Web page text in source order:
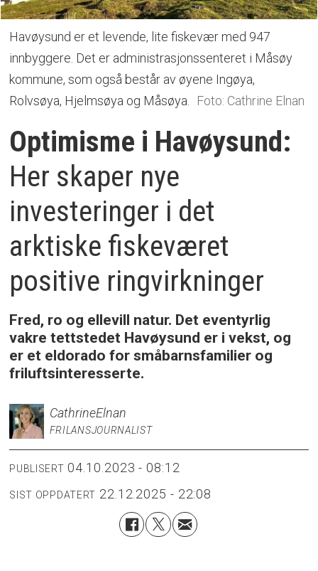
Havøysund er et levende, lite fiskevær med 947
innbyggere. Det er administrasjonssenteret i Måsøy
kommune, som også består av øyene Ingøya,
Rolvsøya, Hjelmsøya og Måsøya.
Foto: Cathrine Elnan
Optimisme i Havøysund:
Her skaper nye
investeringer i det
arktiske fiskeværet
positive ringvirkninger
Fred, ro og ellevill natur. Det eventyrlig
vakre tettstedet Havøysund er i vekst, og
er et eldorado for småbarnsfamilier og
friluftsinteresserte.
CathrineElnan
FRILANSJOURNALIST
PUBLISERT 04.10.2023 - 08:12
SIST OPPDATERT 22.12.2025 - 22:08